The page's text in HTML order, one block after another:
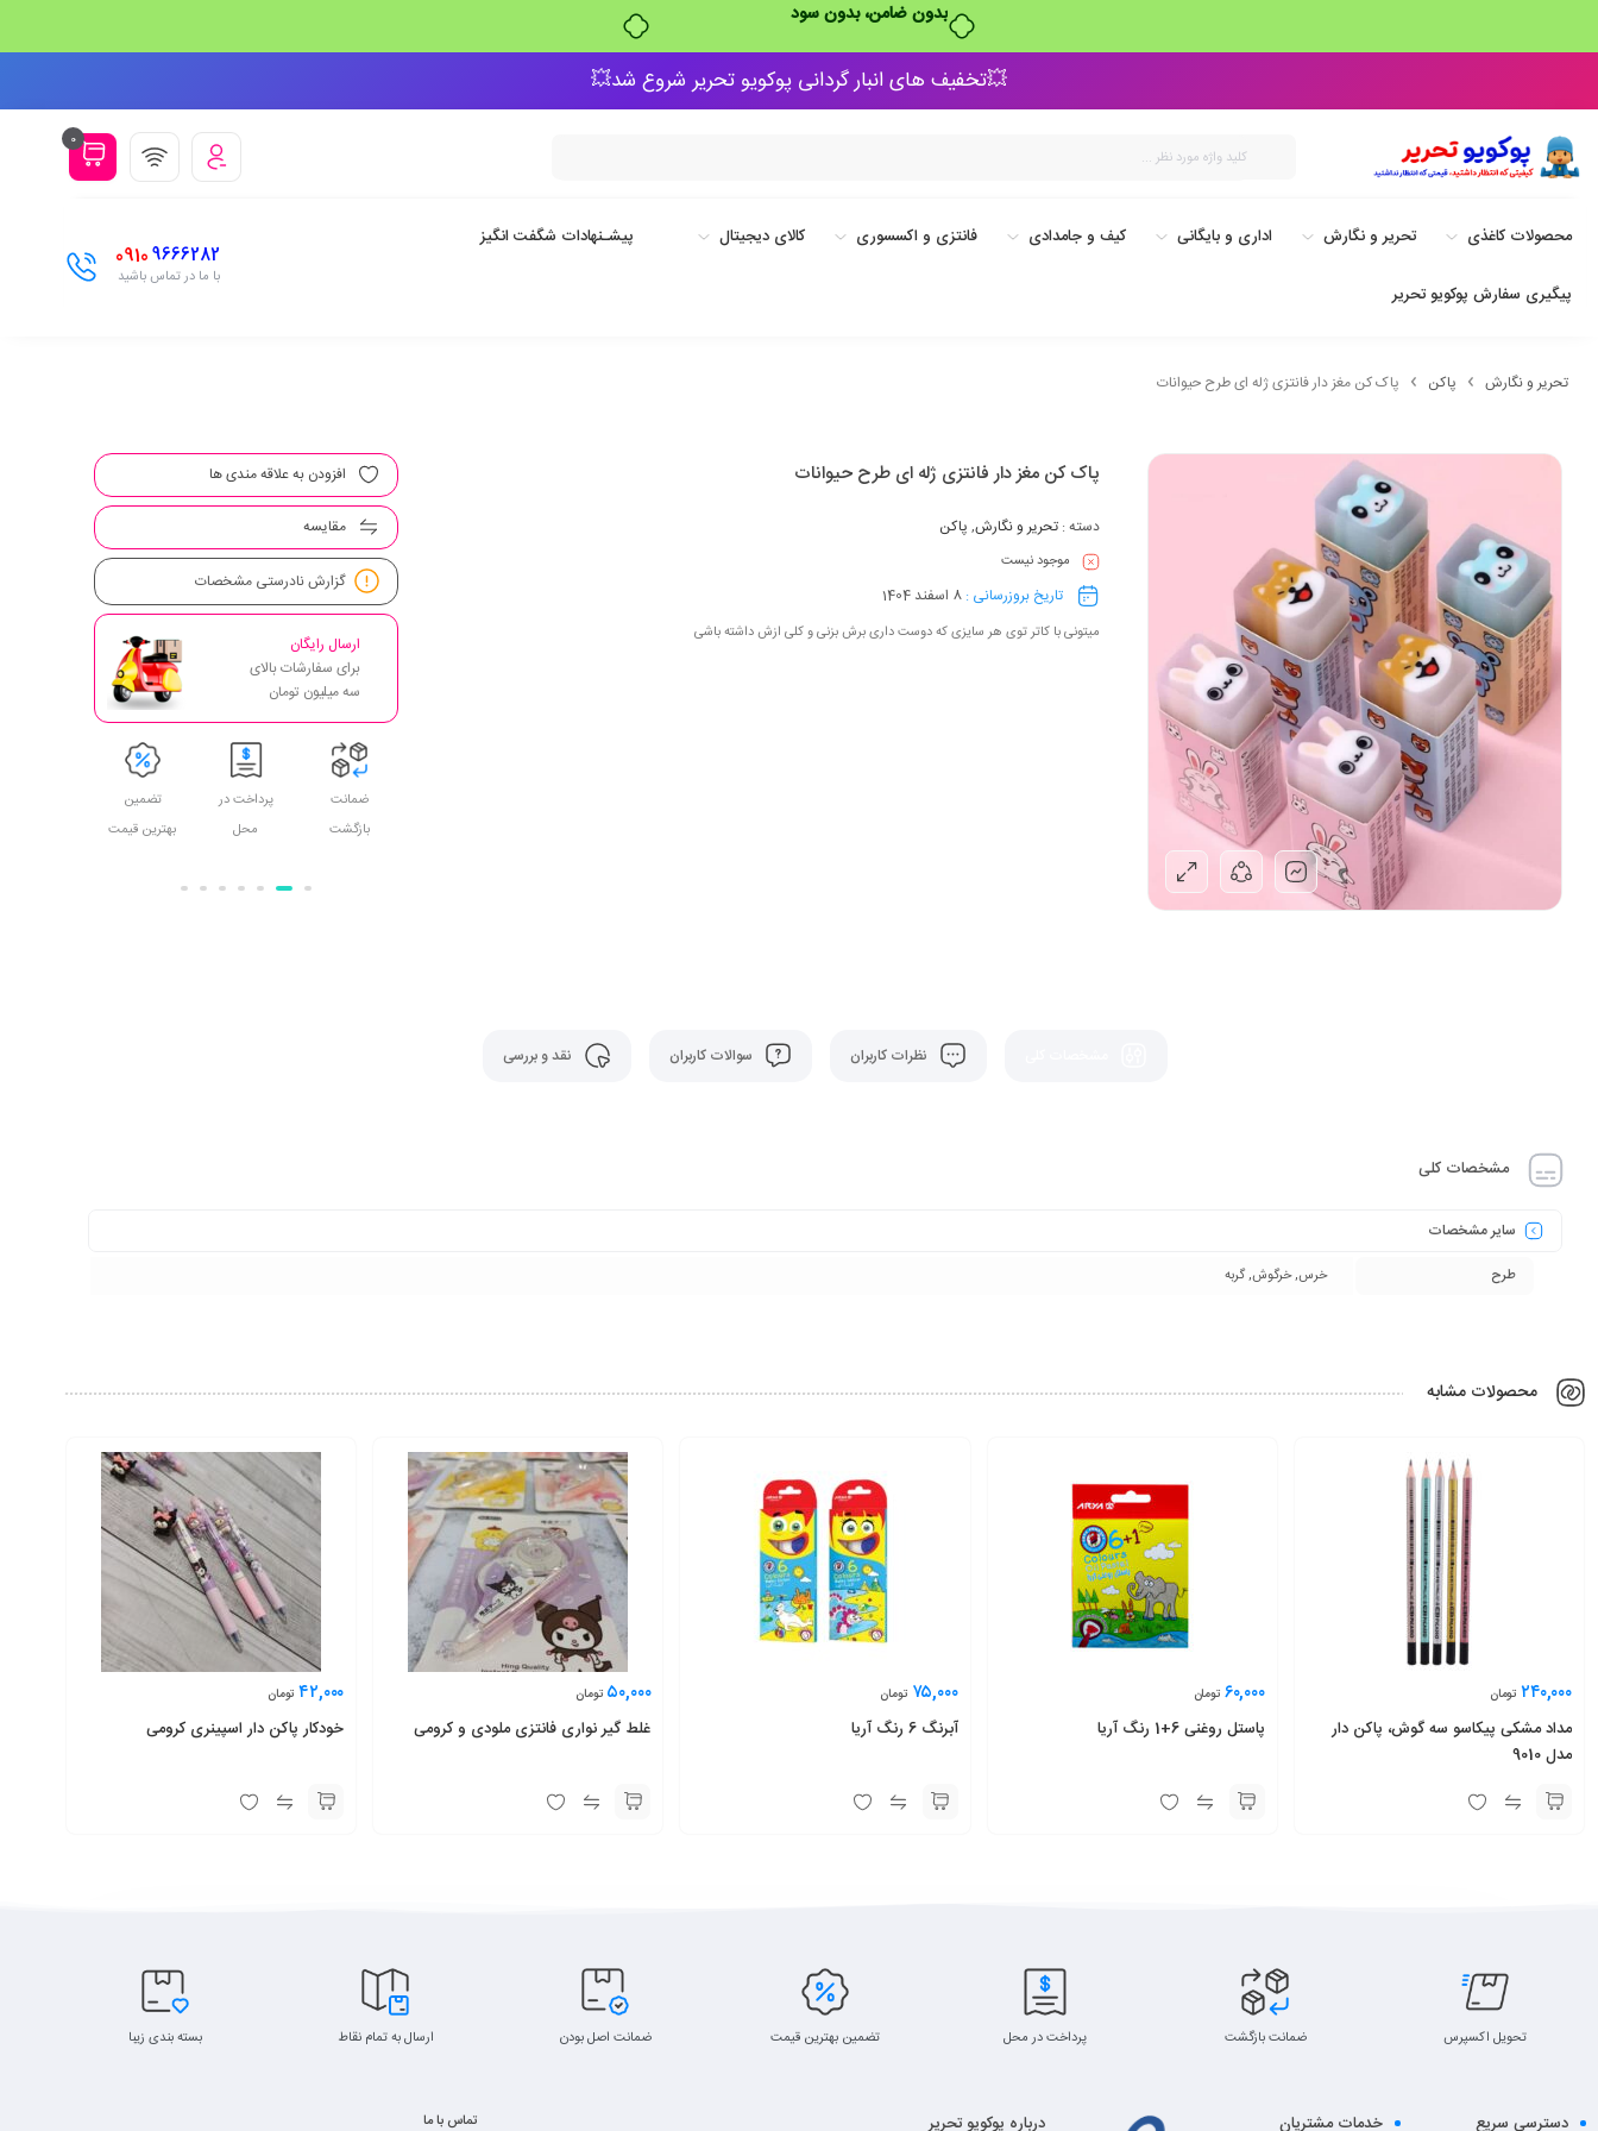
بدون ضامن، بدون سود
💥تخفیف های انبار گردانی پوکویو تحریر شروع شد💥
0
محصولات کاغذی تحریر و نگارش اداری و بایگانی کیف و جامدادی فانتزی و اکسسوری کالای دیجیتال پیشـنهادات شگفت انگیز
پیگیری سفارش پوکویو تحریر
9666282
0910
با ما در تماس باشید
تحریر و نگارش پاکن پاک کن مغز دار فانتزی ژله ای طرح حیوانات
پاک کن مغز دار فانتزی ژله ای طرح حیوانات
دسته :تحریر و نگارش, پاکن
موجود نیست
تاریخ بروزرسانی :8 اسفند 1404
میتونی با کاتر توی هر سایزی که دوست داری برش بزنی و کلی ازش داشته باشی
افزودن به علاقه مندی ها
مقایسه
گزارش نادرستی مشخصات
ارسال رایگان
برای سفارشات بالای
سه میلیون تومان
ضمانت
بازگشت
پرداخت در
محل
تضمین
بهترین قیمت
نظرات کاربران سوالات کاربران نقد و بررسی
مشخصات کلی
سایر مشخصات
طرح خرس, خرگوش, گربه
محصولات مشابه
۲۴۰,۰۰۰ تومان
مداد مشکی پیکاسو سه گوش، پاکن دار
مدل 9010
۶۰,۰۰۰ تومان
پاستل روغنی 6+1 رنگ آریا
۷۵,۰۰۰ تومان
آبرنگ 6 رنگ آریا
۵۰,۰۰۰ تومان
غلط گیر نواری فانتزی ملودی و کرومی
۴۲,۰۰۰ تومان
خودکار پاکن دار اسپینری کرومی
تحویل اکسپرس ضمانت بازگشت پرداخت در محل تضمین بهترین قیمت ضمانت اصل بودن ارسال به تمام نقاط بسته بندی زیبا
دسترسی سریع خدمات مشتریان درباره پوکویو تحریر تماس با ما